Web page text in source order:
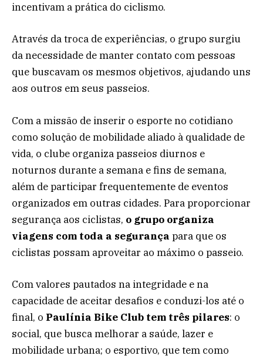
incentivam a prática do ciclismo.
Através da troca de experiências, o grupo surgiu
da necessidade de manter contato com pessoas
que buscavam os mesmos objetivos, ajudando uns
aos outros em seus passeios.
Com a missão de inserir o esporte no cotidiano
como solução de mobilidade aliado à qualidade de
vida, o clube organiza passeios diurnos e
noturnos durante a semana e fins de semana,
além de participar frequentemente de eventos
organizados em outras cidades. Para proporcionar
segurança aos ciclistas, o grupo organiza
viagens com toda a segurança para que os
ciclistas possam aproveitar ao máximo o passeio.
Com valores pautados na integridade e na
capacidade de aceitar desafios e conduzi-los até o
final, o Paulínia Bike Club tem três pilares: o
social, que busca melhorar a saúde, lazer e
mobilidade urbana; o esportivo, que tem como